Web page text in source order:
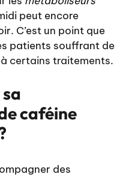
peut encore
C’est un point que
patients souffrant de
certains traitements.
caféine
des